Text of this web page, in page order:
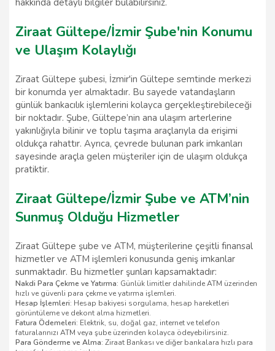
hakkında detaylı bilgiler bulabilirsiniz.
Ziraat Gültepe/İzmir Şube'nin Konumu
ve Ulaşım Kolaylığı
Ziraat Gültepe şubesi, İzmir'in Gültepe semtinde merkezi
bir konumda yer almaktadır. Bu sayede vatandaşların
günlük bankacılık işlemlerini kolayca gerçekleştirebileceği
bir noktadır. Şube, Gültepe’nin ana ulaşım arterlerine
yakınlığıyla bilinir ve toplu taşıma araçlarıyla da erişimi
oldukça rahattır. Ayrıca, çevrede bulunan park imkanları
sayesinde araçla gelen müşteriler için de ulaşım oldukça
pratiktir.
Ziraat Gültepe/İzmir Şube ve ATM’nin
Sunmuş Olduğu Hizmetler
Ziraat Gültepe şube ve ATM, müşterilerine çeşitli finansal
hizmetler ve ATM işlemleri konusunda geniş imkanlar
sunmaktadır. Bu hizmetler şunları kapsamaktadır:
Nakdi Para Çekme ve Yatırma: Günlük limitler dahilinde ATM üzerinden
hızlı ve güvenli para çekme ve yatırma işlemleri.
Hesap İşlemleri: Hesap bakiyesi sorgulama, hesap hareketleri
görüntüleme ve dekont alma hizmetleri.
Fatura Ödemeleri: Elektrik, su, doğal gaz, internet ve telefon
faturalarınızı ATM veya şube üzerinden kolayca ödeyebilirsiniz.
Para Gönderme ve Alma: Ziraat Bankası ve diğer bankalara hızlı para